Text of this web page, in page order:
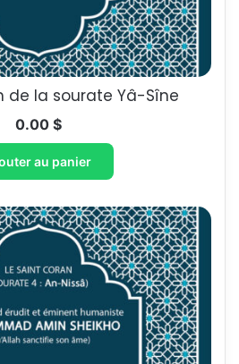
de la sourate Yâ-Sîne
0.00 $
au panier